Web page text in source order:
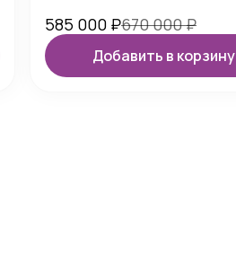
585 000 ₽670 000₽
Добавить в корзину